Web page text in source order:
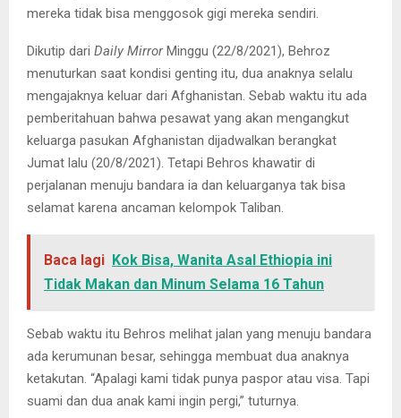
mereka tidak bisa menggosok gigi mereka sendiri.
Dikutip dari Daily MirrorMinggu (22/8/2021), Behroz
menuturkan saat kondisi genting itu, dua anaknya selalu
mengajaknya keluar dari Afghanistan. Sebab waktu itu ada
pemberitahuan bahwa pesawat yang akan mengangkut
keluarga pasukan Afghanistan dijadwalkan berangkat
Jumat lalu (20/8/2021). Tetapi Behros khawatir di
perjalanan menuju bandara ia dan keluarganya tak bisa
selamat karena ancaman kelompok Taliban.
Baca lagi Kok Bisa, Wanita Asal Ethiopia ini
Tidak Makan dan Minum Selama 16 Tahun
Sebab waktu itu Behros melihat jalan yang menuju bandara
ada kerumunan besar, sehingga membuat dua anaknya
ketakutan. “Apalagi kami tidak punya paspor atau visa. Tapi
suami dan dua anak kami ingin pergi,” tuturnya.